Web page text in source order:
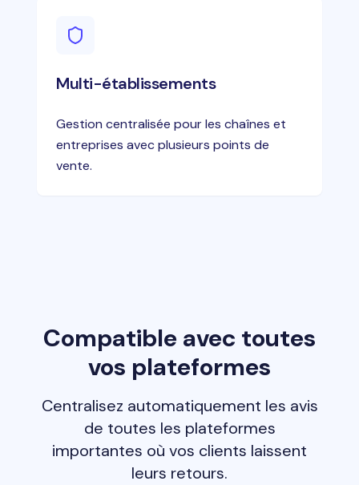
Multi-établissements
Gestion centralisée pour les chaînes et
entreprises avec plusieurs points de
vente.
Compatible avec toutes
vos plateformes
Centralisez automatiquement les avis
de toutes les plateformes
importantes où vos clients laissent
leurs retours.